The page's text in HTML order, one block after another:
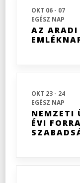
OKT 06 - 07
EGÉSZ NAP
AZ ARADI
OKT 23 - 24
EGÉSZ NAP
NEMZETI
ÉVI